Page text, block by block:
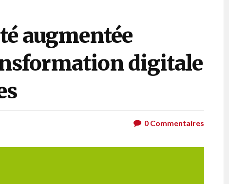
augmentée
digitale
0Commentaires